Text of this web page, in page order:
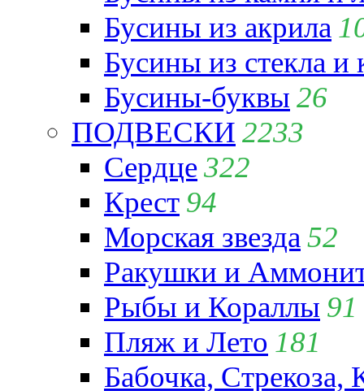
Бусины из акрила
Бусины из стекла и
Бусины-буквы 26
ПОДВЕСКИ 2233
Сердце322
Крест 94
Морская звезда 52
Ракушки и
Рыбы и Кораллы 91
Пляж и Лето 181
Бабочка,